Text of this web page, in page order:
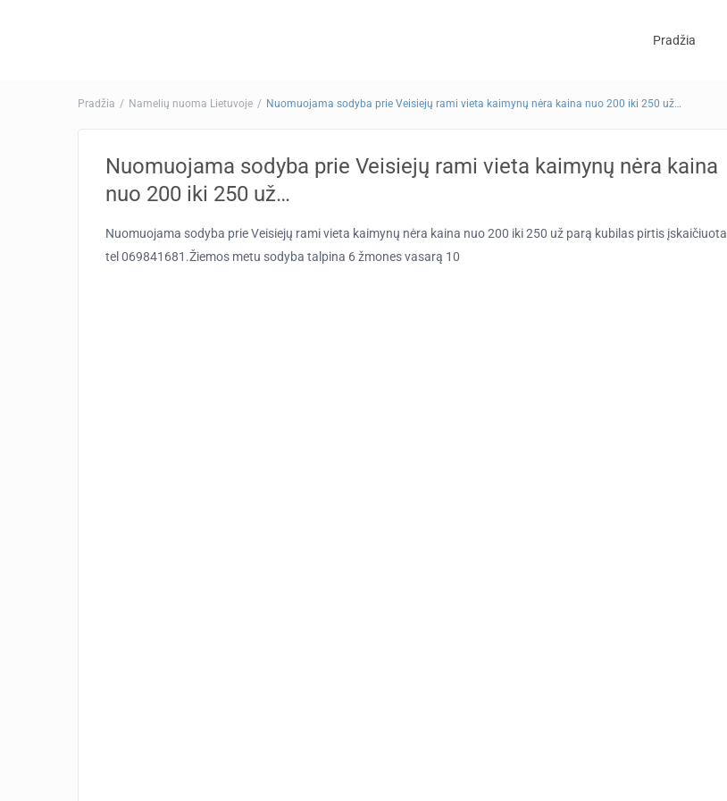
Pradžia
Pradžia Namelių nuoma Lietuvoje Nuomuojama sodyba prie Veisiejų rami vieta kaimynų nėra kaina nuo 200 iki 250 už…
Nuomuojama sodyba prie Veisiejų rami vieta kaimynų nėra kaina
nuo 200 iki 250 už…
Nuomuojama sodyba prie Veisiejų rami vieta kaimynų nėra kaina nuo 200 iki 250 už parą kubilas pirtis įskaičiuota
tel 069841681.Žiemos metu sodyba talpina 6 žmones vasarą 10